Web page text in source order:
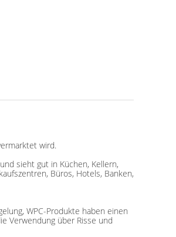
wird.
sieht gut in Küchen, Kellern,
Büros, Hotels, Banken,
WPC-Produkte haben einen
Verwendung über Risse und